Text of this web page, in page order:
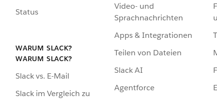
Status
WARUM SLACK?
WARUM SLACK?
Slack vs. E-Mail
Slack im Vergleich zu
Video- und
Sprachnachrichten
Apps & Integrationen
Teilen von Dateien
Slack AI
Agentforce